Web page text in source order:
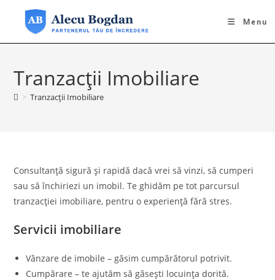
Menu
Tranzacții Imobiliare
> Tranzacții Imobiliare
Consultanță sigură și rapidă dacă vrei să vinzi, să cumperi
sau să închiriezi un imobil. Te ghidăm pe tot parcursul
tranzacției imobiliare, pentru o experiență fără stres.
Servicii imobiliare
Vânzare de imobile – găsim cumpărătorul potrivit.
Cumpărare – te ajutăm să găsești locuința dorită.